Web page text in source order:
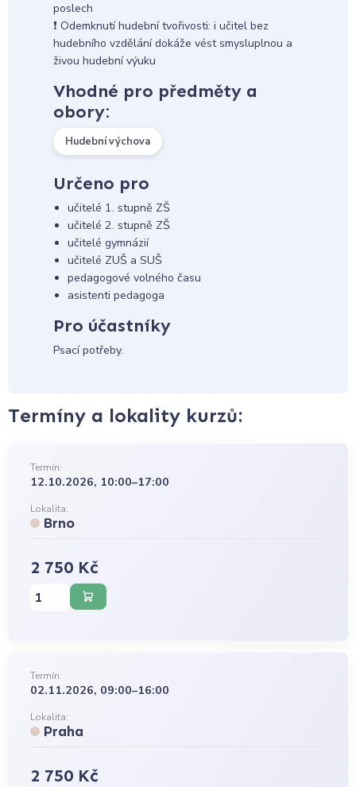
poslech
❗ Odemknutí hudební tvořivosti: i učitel bez
hudebního vzdělání dokáže vést smysluplnou a
živou hudební výuku
Vhodné pro předměty a
obory:
Hudební výchova
Určeno pro
učitelé 1. stupně ZŠ
učitelé 2. stupně ZŠ
učitelé gymnázií
učitelé ZUŠ a SUŠ
pedagogové volného času
asistenti pedagoga
Pro účastníky
Psací potřeby.
Termíny a lokality kurzů:
Termín:
12.10.2026, 10:00–17:00
Lokalita:
Brno
2 750 Kč
Termín:
02.11.2026, 09:00–16:00
Lokalita:
Praha
2 750 Kč